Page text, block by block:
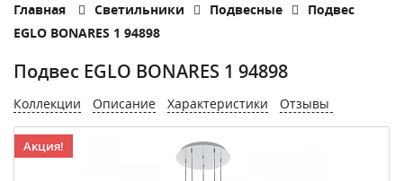
Главная Светильники Подвесные
Подвес
EGLO BONARES 1 94898
Подвес EGLO BONARES 1 94898
Коллекции Описание Характеристики Отзывы
Акция!